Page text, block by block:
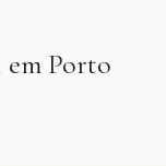
em Porto